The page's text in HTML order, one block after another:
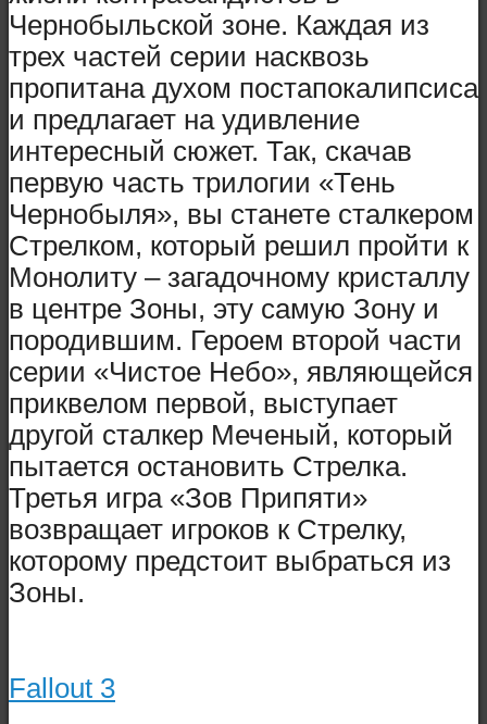
Чернобыльской зоне. Каждая из
трех частей серии насквозь
пропитана духом постапокалипсиса
и предлагает на удивление
интересный сюжет. Так, скачав
первую часть трилогии «Тень
Чернобыля», вы станете сталкером
Стрелком, который решил пройти к
Монолиту – загадочному кристаллу
в центре Зоны, эту самую Зону и
породившим. Героем второй части
серии «Чистое Небо», являющейся
приквелом первой, выступает
другой сталкер Меченый, который
пытается остановить Стрелка.
Третья игра «Зов Припяти»
возвращает игроков к Стрелку,
которому предстоит выбраться из
Зоны.
Fallout 3